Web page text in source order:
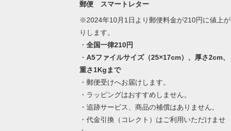
郵便 スマートレター
※2024年10月1日より郵便料金が210円に値上が
りします。
・全国一律210円
・A5ファイルサイズ（25×17cm）、厚さ2cm、
重さ1Kgまで
・郵便受けへお届けします。
・ラッピングはおすすめしません。
・追跡サービス、商品の補償はありません。
・代金引換（コレクト）はご利用いただけませ